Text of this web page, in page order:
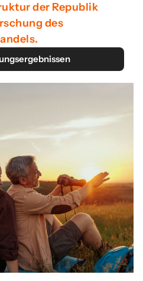
der Republik
des